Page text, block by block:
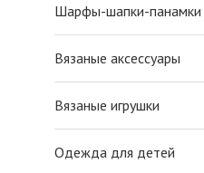
Шарфы-шапки-панамки
Вязаные аксессуары
Вязаные игрушки
Одежда для детей